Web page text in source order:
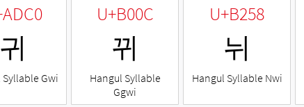
귀
Syllable Gwi
U+B00C
뀌
Hangul Syllable
Ggwi
U+B258
뉘
Hangul Syllable Nwi